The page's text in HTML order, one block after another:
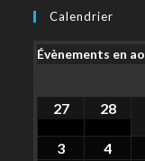
Calendrier
Évènements en
27 28
3 4